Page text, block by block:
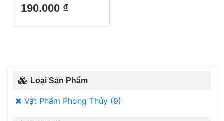
Loại Sản Phẩm
Vật Phẩm Phong Thủy (9)
Cấp Đỉnh Đốt Trầm Hương
190.000 ₫